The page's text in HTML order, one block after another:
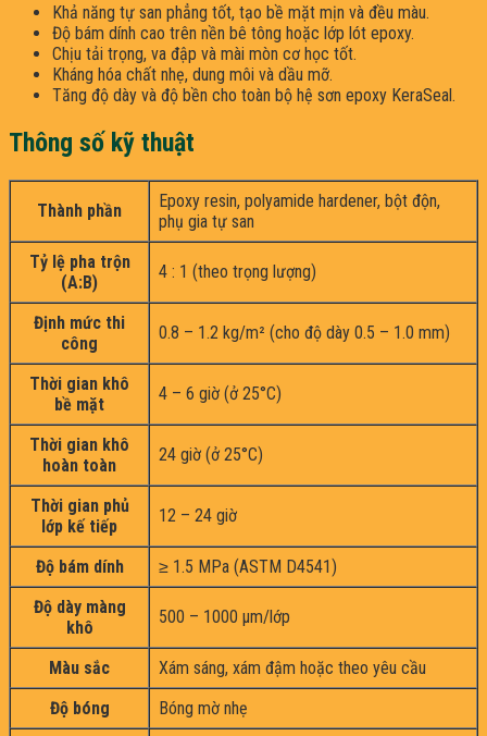
Khả năng tự san phẳng tốt, tạo bề mặt mịn và đều màu.
Độ bám dính cao trên nền bê tông hoặc lớp lót epoxy.
Chịu tải trọng, va đập và mài mòn cơ học tốt.
Kháng hóa chất nhẹ, dung môi và dầu mỡ.
Tăng độ dày và độ bền cho toàn bộ hệ sơn epoxy KeraSeal.
Thông số kỹ thuật
Thành phần
Epoxy resin, polyamide hardener, bột độn,
phụ gia tự san
Tỷ lệ pha trộn
(A:B)
4 : 1 (theo trọng lượng)
Định mức thi
công
0.8 – 1.2 kg/m² (cho độ dày 0.5 – 1.0 mm)
Thời gian khô
bề mặt
4 – 6 giờ (ở 25°C)
Thời gian khô
hoàn toàn
24 giờ (ở 25°C)
Thời gian phủ
lớp kế tiếp
12 – 24 giờ
Độ bám dính
≥ 1.5 MPa (ASTM D4541)
Độ dày màng
khô
500 – 1000 µm/lớp
Màu sắc
Xám sáng, xám đậm hoặc theo yêu cầu
Độ bóng
Bóng mờ nhẹ